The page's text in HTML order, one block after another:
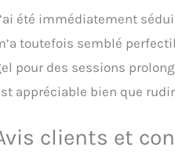
été immédiatement
toutefois semblé
pour des sessions
appréciable bien que
clients et